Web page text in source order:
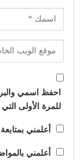
احفظ اسمي
للمرة الأولى
أعلمني
أعلمني